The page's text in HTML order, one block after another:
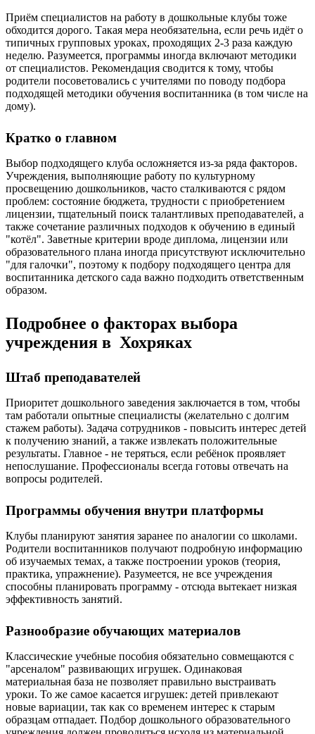
Приём специалистов на работу в дошкольные клубы тоже
обходится дорого. Такая мера необязательна, если речь идёт о
типичных групповых уроках, проходящих 2-3 раза каждую
неделю. Разумеется, программы иногда включают методики
от специалистов. Рекомендация сводится к тому, чтобы
родители посоветовались с учителями по поводу подбора
подходящей методики обучения воспитанника (в том числе на
дому).
Кратко о главном
Выбор подходящего клуба осложняется из-за ряда факторов.
Учреждения, выполняющие работу по культурному
просвещению дошкольников, часто сталкиваются с рядом
проблем: состояние бюджета, трудности с приобретением
лицензии, тщательный поиск талантливых преподавателей, а
также сочетание различных подходов к обучению в единый
"котёл". Заветные критерии вроде диплома, лицензии или
образовательного плана иногда присутствуют исключительно
"для галочки", поэтому к подбору подходящего центра для
воспитанника детского сада важно подходить ответственным
образом.
Подробнее о факторах выбора
учреждения в Хохряках
Штаб преподавателей
Приоритет дошкольного заведения заключается в том, чтобы
там работали опытные специалисты (желательно с долгим
стажем работы). Задача сотрудников - повысить интерес детей
к получению знаний, а также извлекать положительные
результаты. Главное - не теряться, если ребёнок проявляет
непослушание. Профессионалы всегда готовы отвечать на
вопросы родителей.
Программы обучения внутри платформы
Клубы планируют занятия заранее по аналогии со школами.
Родители воспитанников получают подробную информацию
об изучаемых темах, а также построении уроков (теория,
практика, упражнение). Разумеется, не все учреждения
способны планировать программу - отсюда вытекает низкая
эффективность занятий.
Разнообразие обучающих материалов
Классические учебные пособия обязательно совмещаются с
"арсеналом" развивающих игрушек. Одинаковая
материальная база не позволяет правильно выстраивать
уроки. То же самое касается игрушек: детей привлекают
новые вариации, так как со временем интерес к старым
образцам отпадает. Подбор дошкольного образовательного